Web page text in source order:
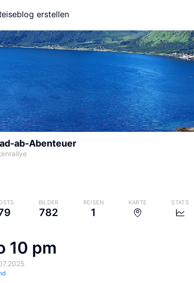
erstellen
ab-Abenteuer
BILDER
782
REISEN
1
KARTE STATS
10 pm